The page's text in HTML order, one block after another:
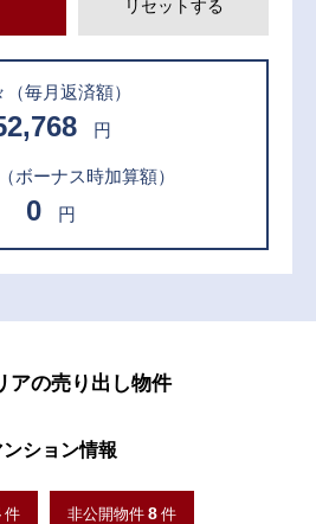
リセットする
（毎月返済額）
円
（ボーナス時加算額）
0 円
アの売り出し物件
ション情報
件 非公開物件 8 件